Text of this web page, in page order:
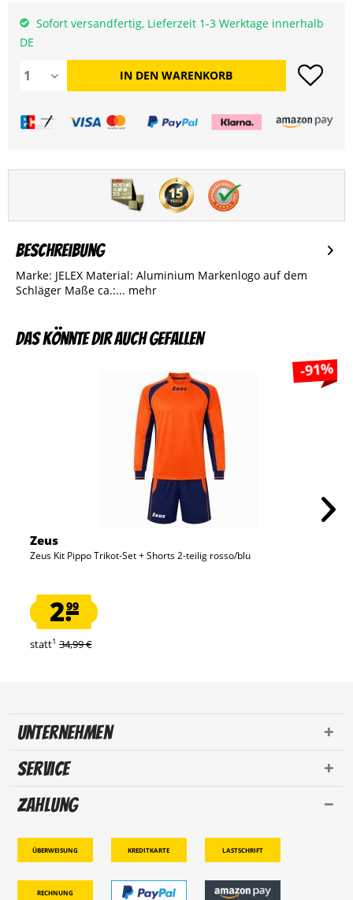
Sofort versandfertig, Lieferzeit 1-3 Werktage innerhalb
DE
IN DEN WARENKORB
Beschreibung
Marke: JELEX Material: Aluminium Markenlogo auf dem
Schläger Maße ca.:... mehr
Das könnte dir auch gefallen
-91%
Zeus
Zeus Kit Pippo Trikot-Set + Shorts 2-teilig rosso/blu
2.99
statt1 34,99 €
Unternehmen
Service
Zahlung
Überweisung Kreditkarte Lastschrift
Rechnung